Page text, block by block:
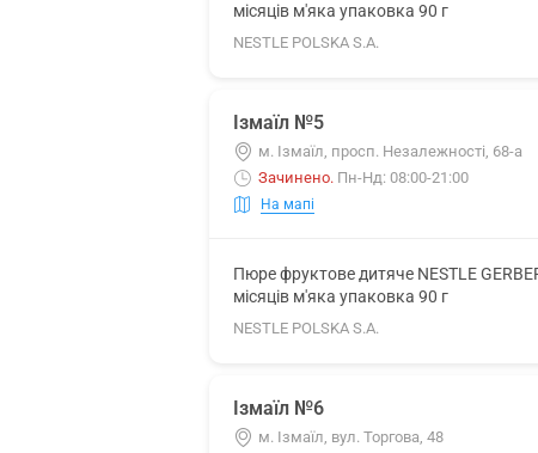
місяців м'яка упаковка 90 г
NESTLE POLSKA S.A.
Ізмаїл №5
м. Ізмаїл, просп. Незалежності, 68-а
Зачинено. Пн-Нд: 08:00-21:00
На мапі
Пюре фруктове дитяче NESTLE
місяців м'яка упаковка 90 г
NESTLE POLSKA S.A.
Ізмаїл №6
м. Ізмаїл, вул. Торгова, 48